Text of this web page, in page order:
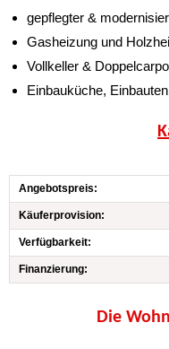
gepflegter &
Gasheizung und
Vollkeller &
Einbauküche,
Angebotspreis:
Käuferprovision:
Verfügbarkeit:
Finanzierung:
Die